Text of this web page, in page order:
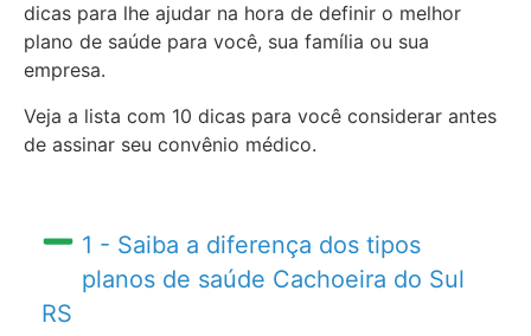
dicas para lhe ajudar na hora de definir o melhor
plano de saúde para você, sua família ou sua
empresa.
Veja a lista com 10 dicas para você considerar antes
de assinar seu convênio médico.
1 - Saiba a diferença dos tipos
planos de saúde Cachoeira do Sul
RS